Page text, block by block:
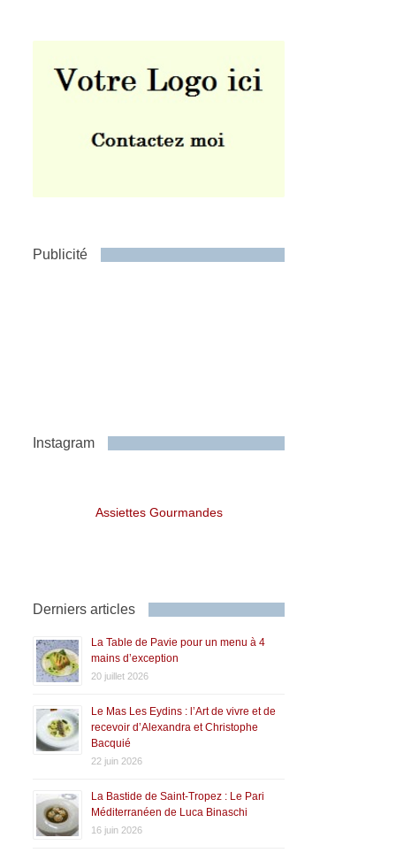
Publicité
Instagram
Assiettes Gourmandes
Derniers articles
La Table de Pavie pour un menu à 4
mains d’exception
20 juillet 2026
Le Mas Les Eydins : l’Art de vivre et de
recevoir d’Alexandra et Christophe
Bacquié
22 juin 2026
La Bastide de Saint-Tropez : Le Pari
Méditerranéen de Luca Binaschi
16 juin 2026